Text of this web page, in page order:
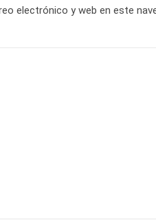
electrónico y web en este